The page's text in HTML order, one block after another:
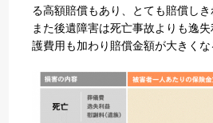
る高額賠償もあり、とても賠償しき
また後遺障害は死亡事故よりも逸
護費用も加わり賠償金額が大きくな